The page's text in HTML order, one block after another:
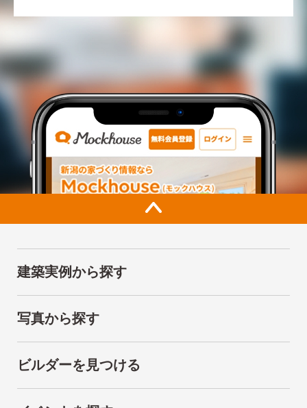
建築実例から探す
写真から探す
ビルダーを見つける